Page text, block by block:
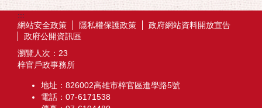
:::
網站安全政策
隱私權保護政策
政府網站資料開放宣告
政府公開資訊區
瀏覽人次： 23
梓官戶政事務所
地址：826002高雄市梓官區進學路5號
電話：07-6171538